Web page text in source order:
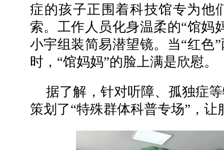
症的孩子正围着科技馆专为他
索。工作人员化身温柔的“馆妈
小宇组装简易潜望镜。当“红色
时，“馆妈妈”的脸上满是欣慰。
据了解，针对听障、孤独症
策划了“特殊群体科普专场”，